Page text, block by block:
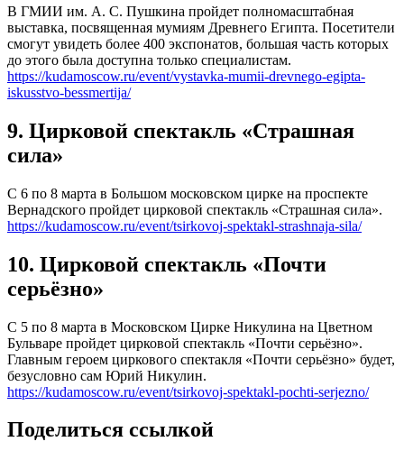
В ГМИИ им. А. С. Пушкина пройдет полномасштабная
выставка, посвященная мумиям Древнего Египта. Посетители
смогут увидеть более 400 экспонатов, большая часть которых
до этого была доступна только специалистам.
https://kudamoscow.ru/event/vystavka-mumii-drevnego-egipta-
iskusstvo-bessmertija/
9. Цирковой спектакль «Страшная
сила»
С 6 по 8 марта в Большом московском цирке на проспекте
Вернадского пройдет цирковой спектакль «Страшная сила».
https://kudamoscow.ru/event/tsirkovoj-spektakl-strashnaja-sila/
10. Цирковой спектакль «Почти
серьёзно»
С 5 по 8 марта в Московском Цирке Никулина на Цветном
Бульваре пройдет цирковой спектакль «Почти серьёзно».
Главным героем циркового спектакля «Почти серьёзно» будет,
безусловно сам Юрий Никулин.
https://kudamoscow.ru/event/tsirkovoj-spektakl-pochti-serjezno/
Поделиться ссылкой